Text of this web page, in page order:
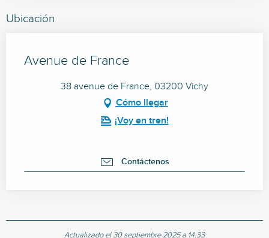
Ubicación
Avenue de France
38 avenue de France, 03200 Vichy
Cómo llegar
¡Voy en tren!
Contáctenos
Actualizado el 30 septiembre 2025 a 14:33